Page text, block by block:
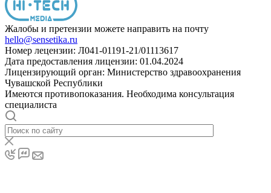
Жалобы и претензии можете направить на почту
hello@sensetika.ru
Номер лецензии: Л041-01191-21/01113617
Дата предоставления лицензии: 01.04.2024
Лицензирующий орган: Министерство здравоохранения
Чувашской Республики
Имеются противопоказания. Необходима консультация
специалиста